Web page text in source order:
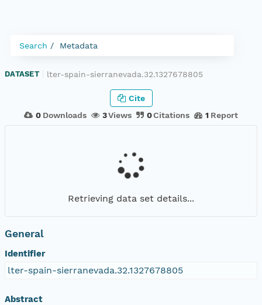
Search Metadata
DATASET lter-spain-sierranevada.32.1327678805
0 Downloads 3Views 0Citations 1 Report
Cite
Retrieving data set details...
General
Identifier
lter-spain-sierranevada.32.1327678805
Abstract